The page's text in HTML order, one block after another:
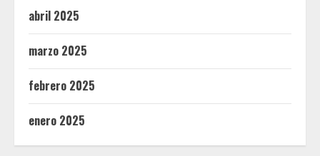
abril 2025
marzo 2025
febrero 2025
enero 2025